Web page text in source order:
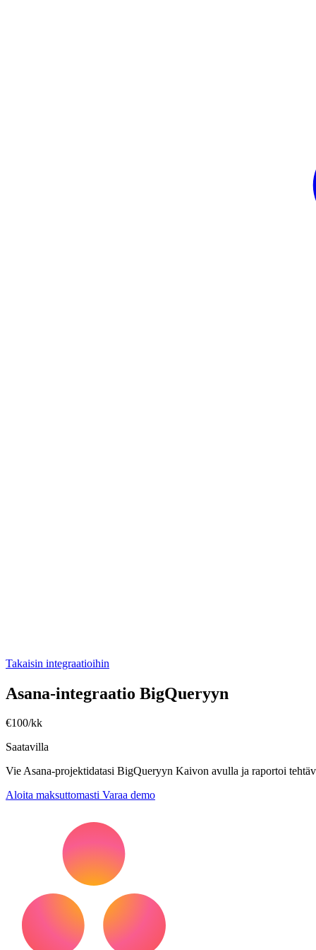
Takaisin integraatioihin
Asana-integraatio BigQueryyn
€100/kk
Saatavilla
Vie Asana-projektidatasi BigQueryyn Kaivon avulla ja raportoi
Aloita maksuttomasti Varaa demo